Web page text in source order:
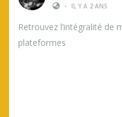
•
IL Y A 2 ANS
Retrouvez l’intégralité de
plateformes